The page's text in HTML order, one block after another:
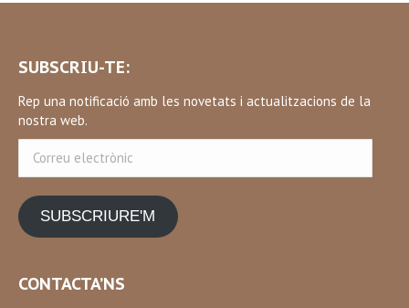
SUBSCRIU-TE:
Rep una notificació amb les novetats i actualitzacions de la
nostra web.
electrònic
SUBSCRIURE'M
CONTACTA’NS